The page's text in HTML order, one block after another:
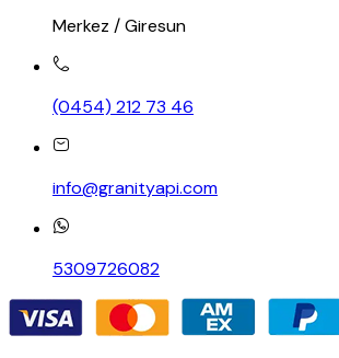
Merkez / Giresun
(0454) 212 73 46
info@granityapi.com
5309726082